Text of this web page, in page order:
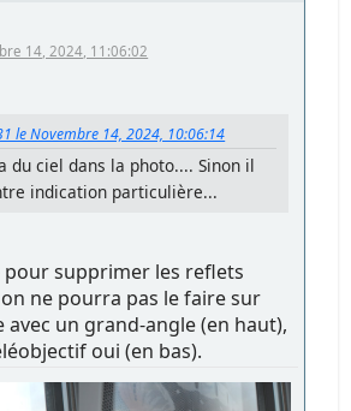
14, 2024, 11:06:02
le Novembre 14, 2024, 10:06:14
du ciel dans la photo.... Sinon il
indication particulière...
pour supprimer les reflets
ne pourra pas le faire sur
un grand-angle (en haut),
oui (en bas).